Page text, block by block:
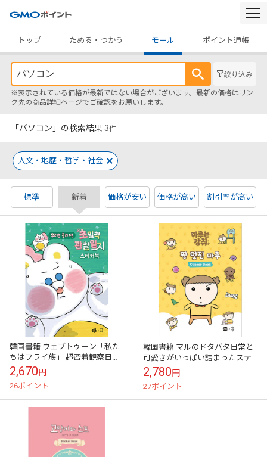
トップ
ためる・つかう モール ポイント通帳
絞り込み
※表示されている価格が最新ではない場合がございます。最新の価格はリン
ク先の商品詳細ページでご確認をお願いします。
「パソコン」の検索結果 3件
人文・地歴・哲学・社会
標準 新着 価格が安い 価格が高い 割引率が高い
韓国書籍 ウェブトゥーン「私た
ちはフライ族」 超密着観察日誌
ステッカーブック
2,670円
26ポイント
韓国書籍 マルのドタバタ日常と
可愛さがいっぱい詰まったステ
ッカーブック 「マルはワンちゃ
ん 超かっこいいマル ステッカー
ブック」
2,780円
27ポイント